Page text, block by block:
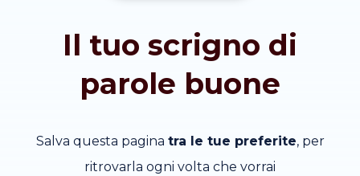
Il tuo scrigno di
parole buone
Salva questa pagina tra le tue preferite, per
ritrovarla ogni volta che vorrai